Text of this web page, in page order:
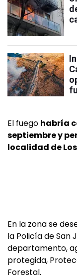
El fuego habría
septiembre y
localidad de
En la zona se
la Policía de San
departamento,
protegida,
Forestal.